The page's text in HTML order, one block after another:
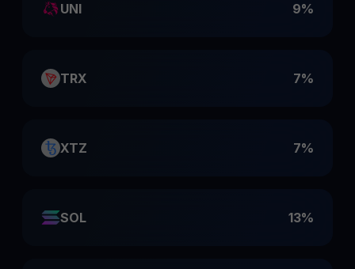
UNI 9%
TRX 7%
XTZ 7%
SOL 13%